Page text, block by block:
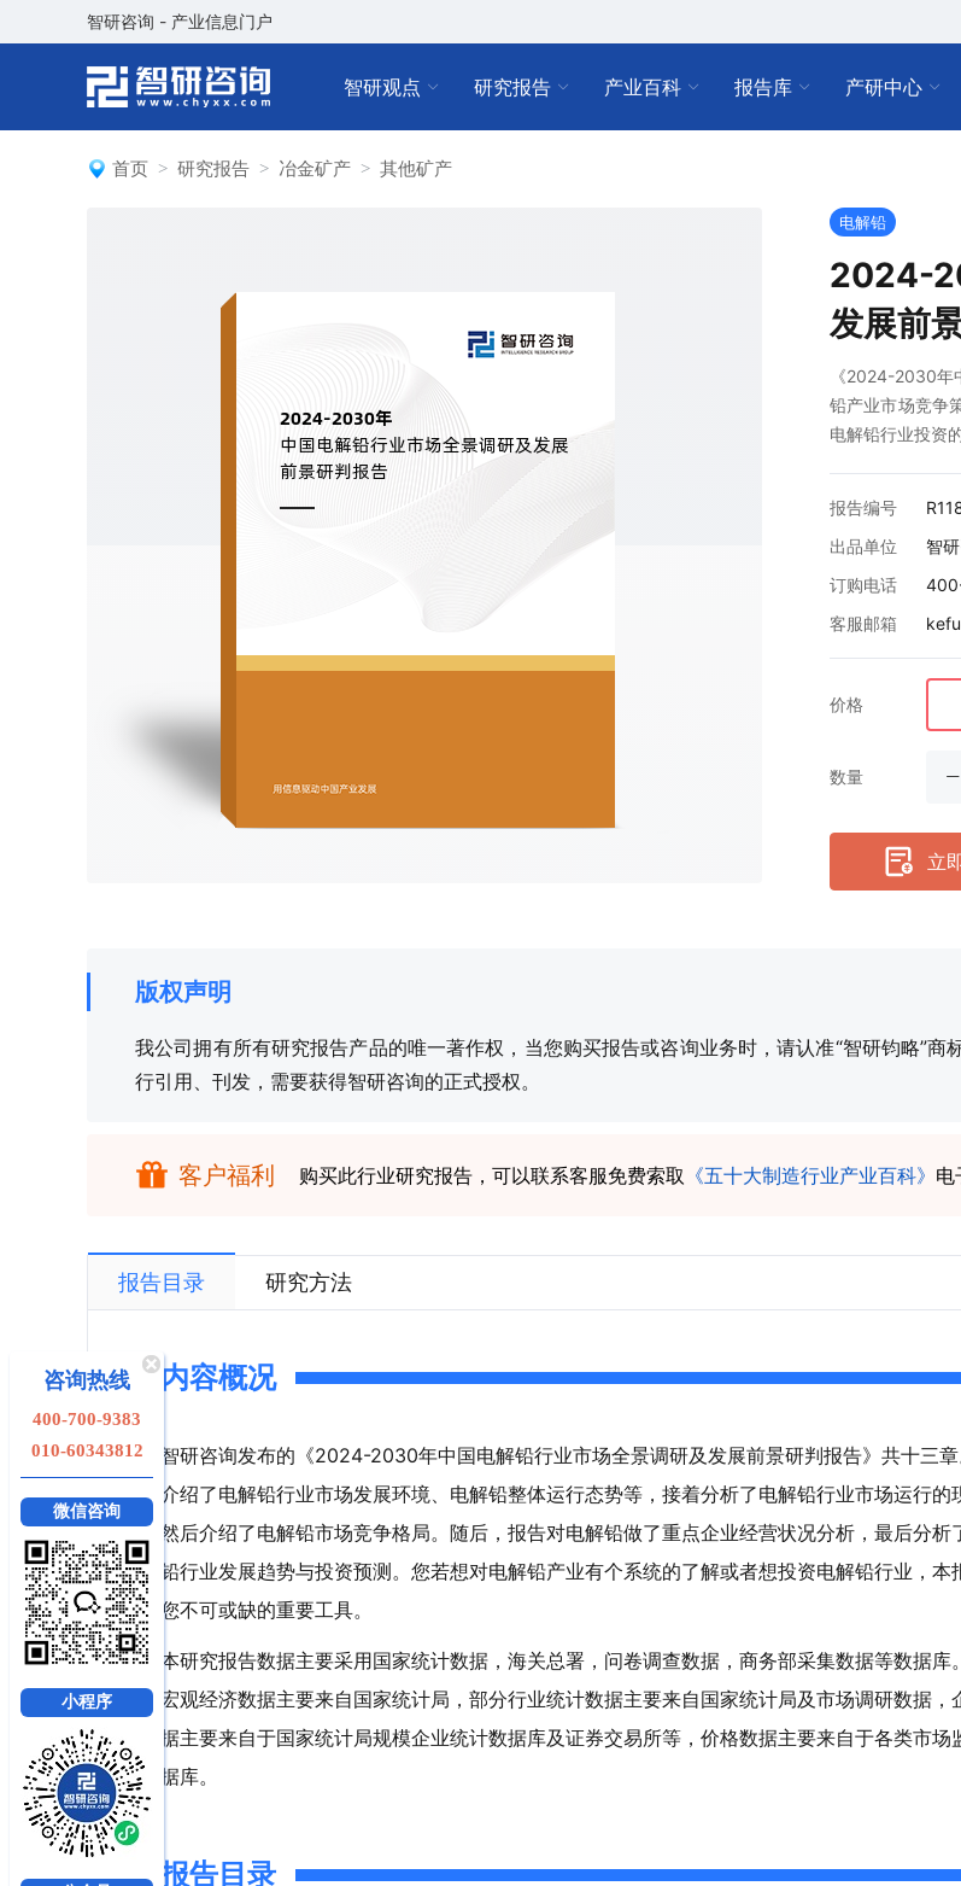
智研咨询 - 产业信息门户
智研观点 研究报告 产业百科 报告库 产研中心
首页 研究报告 冶金矿产 其他矿产
电解铅
2024-
发展前
《2024-2030年
铅产业市场竞争
电解铅行业投资
报告编号
出品单位
智
订购电话
客服邮箱
价格
数量
立
版权声明
我公司拥有所有研究报告产品的唯一著作权，当您购买报告或咨询业务时，请认准“智研钧略”
行引用、刊发，需要获得智研咨询的正式授权。
客户福利 购买此行业研究报告，可以联系客服免费索取 《五十大制造行业产业百科》 电
报告目录 研究方法
内容概况
智研咨询发布的《2024-2030年中国电解铅行业市场全景调研及发展前景研判报告》共十三
介绍了电解铅行业市场发展环境、电解铅整体运行态势等，接着分析了电解铅行业市场运行的
然后介绍了电解铅市场竞争格局。随后，报告对电解铅做了重点企业经营状况分析，最后分析
铅行业发展趋势与投资预测。您若想对电解铅产业有个系统的了解或者想投资电解铅行业，本
您不可或缺的重要工具。
本研究报告数据主要采用国家统计数据，海关总署，问卷调查数据，商务部采集数据等数据库
宏观经济数据主要来自国家统计局，部分行业统计数据主要来自国家统计局及市场调研数据，
据主要来自于国家统计局规模企业统计数据库及证券交易所等，价格数据主要来自于各类市场
据库。
报告目录
咨询热线
400-700-9383
010-60343812
微信咨询
小程序